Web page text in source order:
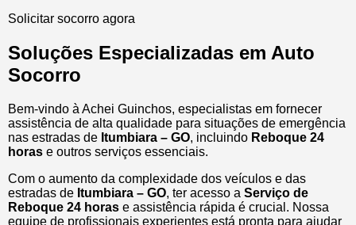
Solicitar socorro agora
Soluções Especializadas em Auto
Socorro
Bem-vindo à Achei Guinchos, especialistas em fornecer
assistência de alta qualidade para situações de emergência
nas estradas de Itumbiara – GO, incluindo Reboque 24
horas e outros serviços essenciais.
Com o aumento da complexidade dos veículos e das
estradas de Itumbiara – GO, ter acesso a Serviço de
Reboque 24 horas e assistência rápida é crucial. Nossa
equipe de profissionais experientes está pronta para ajudar